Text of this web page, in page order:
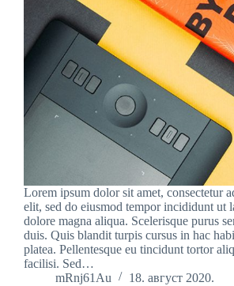
Lorem ipsum dolor sit amet, consectetur
elit, sed do eiusmod tempor incididunt ut
dolore magna aliqua. Scelerisque purus
duis. Quis blandit turpis cursus in hac
platea. Pellentesque eu tincidunt tortor
facilisi. Sed…
mRnj61Au
18. август 2020.